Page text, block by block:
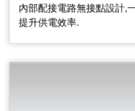
內部配接電路無接點設計,
提升供電效率.
Outlets Body
插座片PC/ABS材質,不易